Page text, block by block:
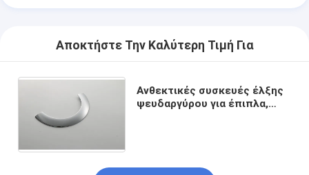
υγειονομικά εμπορεύματα λουτρών
Αξεσουάρ μπάνιου
Συγκροτήματα ντουλαπιών μπάνιου
Αποκτήστε Την Καλύτερη Τιμή Για
Ανθεκτικές συσκευές έλξης
ψευδαργύρου για έπιπλα,